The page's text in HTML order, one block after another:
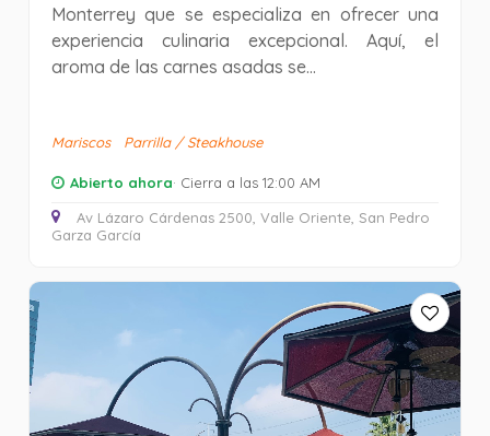
Monterrey que se especializa en ofrecer una
experiencia culinaria excepcional. Aquí, el
aroma de las carnes asadas se...
Mariscos Parrilla / Steakhouse
Abierto ahora· Cierra a las 12:00 AM
Av Lázaro Cárdenas 2500, Valle Oriente, San Pedro
Garza García